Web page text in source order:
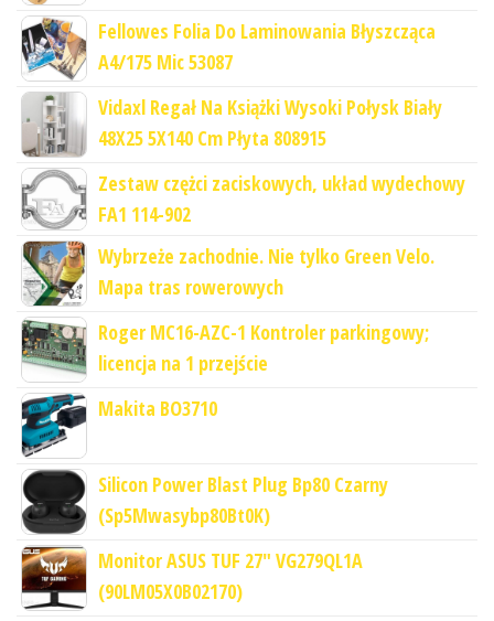
Fellowes Folia Do Laminowania Błyszcząca
A4/175 Mic 53087
Vidaxl Regał Na Książki Wysoki Połysk Biały
48X25 5X140 Cm Płyta 808915
Zestaw czężci zaciskowych, układ wydechowy
FA1 114-902
Wybrzeże zachodnie. Nie tylko Green Velo.
Mapa tras rowerowych
Roger MC16-AZC-1 Kontroler parkingowy;
licencja na 1 przejście
Makita BO3710
Silicon Power Blast Plug Bp80 Czarny
(Sp5Mwasybp80Bt0K)
Monitor ASUS TUF 27" VG279QL1A
(90LM05X0B02170)